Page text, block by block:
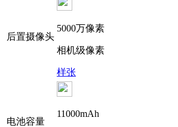
后置摄像头
5000万像素
相机级像素
样张
电池容量
11000mAh